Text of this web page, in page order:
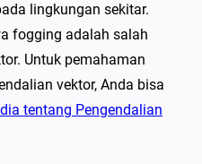
lingkungan sekitar.
fogging adalah salah
Untuk pemahaman
vektor, Anda bisa
tentang Pengendalian